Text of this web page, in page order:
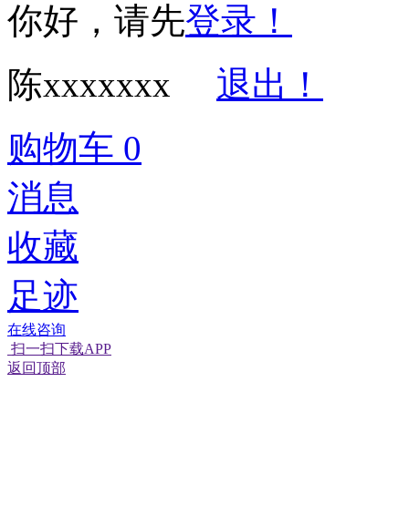
你好，请先登录！
陈xxxxxxx
退出！
购物车 0
消息
收藏
足迹
在线咨询
扫一扫下载APP
返回顶部